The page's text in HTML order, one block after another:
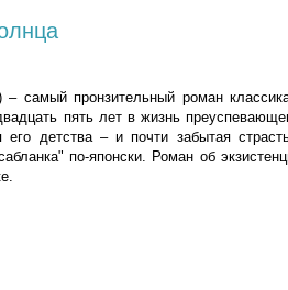
самый пронзительный роман
пять лет в жизнь
его детства – и почти забытая
по-японски. Роман об